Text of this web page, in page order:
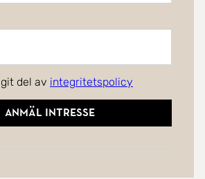
del av integritetspolicy
Anmäl intresse